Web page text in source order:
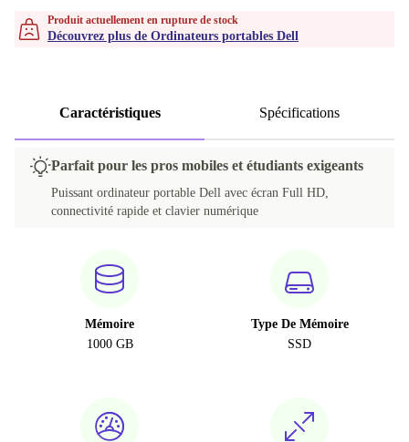
Produit actuellement en rupture de stock
Découvrez plus de Ordinateurs portables Dell
Caractéristiques Spécifications
Parfait pour les pros mobiles et étudiants exigeants
Puissant ordinateur portable Dell avec écran Full HD,
connectivité rapide et clavier numérique
Mémoire
1000 GB
Type De Mémoire
SSD